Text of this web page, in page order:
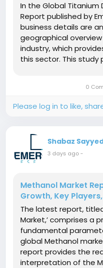
In the Global Titanium
Report published by
business details are
geographical
industry, which
this sector. This study
as crucial statistical...
0
Please log in to like,
Shabaz
3 days ago-
Methanol Market
Growth, Key
The latest report,
Market,’ comprises a
fundamental
global Methanol
report provides the
interpretation of the